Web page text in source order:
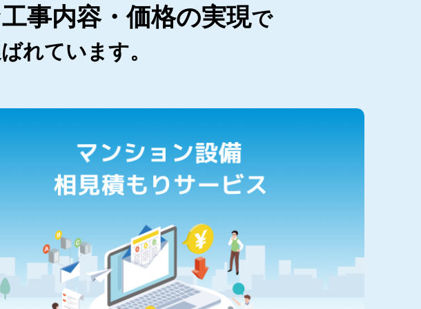
事内容・価格の実現で
れています。